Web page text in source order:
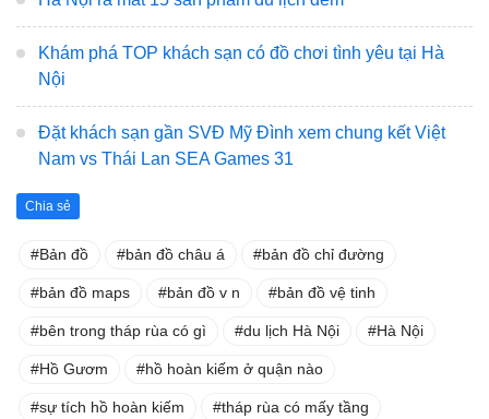
Khám phá TOP khách sạn có đồ chơi tình yêu tại Hà
Nội
Đặt khách sạn gần SVĐ Mỹ Đình xem chung kết Việt
Nam vs Thái Lan SEA Games 31
Chia sẻ
Bản đồ bản đồ châu á bản đồ chỉ đường
bản đồ maps bản đồ v n bản đồ vệ tinh
bên trong tháp rùa có gì du lịch Hà Nội Hà Nội
Hồ Gươm hồ hoàn kiếm ở quận nào
sự tích hồ hoàn kiếm tháp rùa có mấy tầng